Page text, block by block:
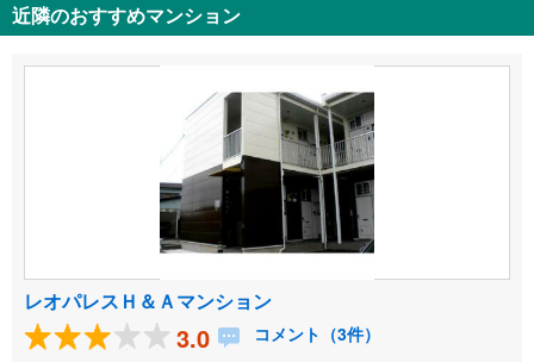
近隣のおすすめマンション
レオパレスＨ＆Ａマンション
3.0 コメント（3件）